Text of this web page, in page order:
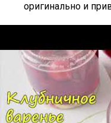
оригинально и